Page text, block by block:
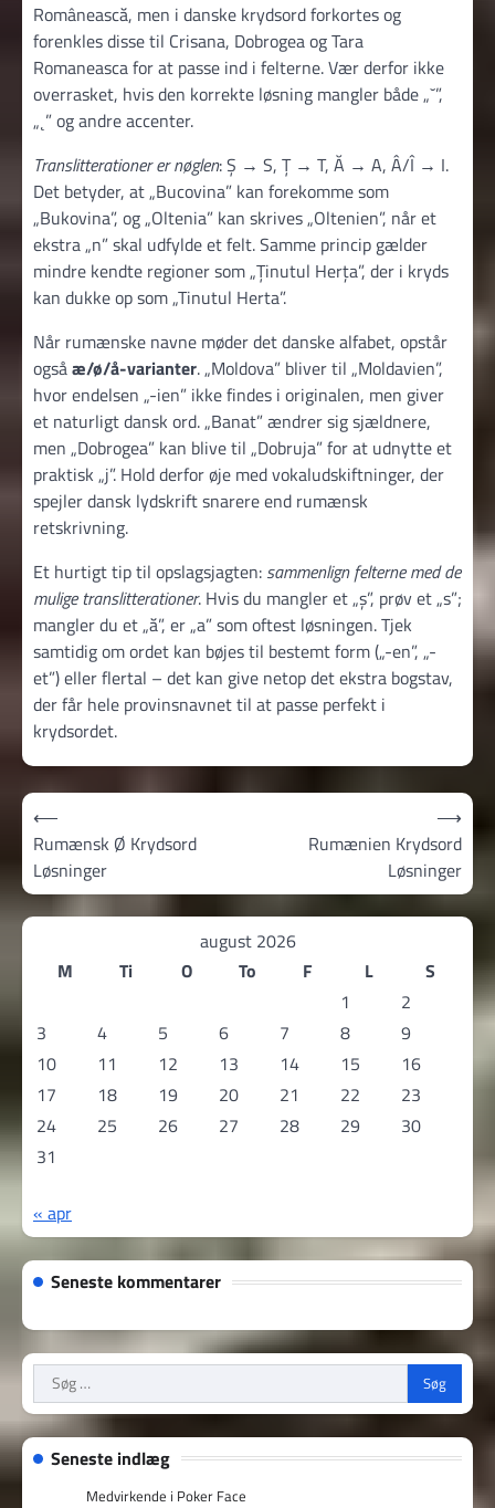
Românească, men i danske krydsord forkortes og
forenkles disse til Crisana, Dobrogea og Tara
Romaneasca for at passe ind i felterne. Vær derfor ikke
overrasket, hvis den korrekte løsning mangler både „˘”,
„˛” og andre accenter.
Translitterationer er nøglen: Ș → S, Ț → T, Ă → A, Â/Î → I.
Det betyder, at „Bucovina” kan forekomme som
„Bukovina”, og „Oltenia” kan skrives „Oltenien”, når et
ekstra „n” skal udfylde et felt. Samme princip gælder
mindre kendte regioner som „Ținutul Herța”, der i kryds
kan dukke op som „Tinutul Herta”.
Når rumænske navne møder det danske alfabet, opstår
ogsåæ/ø/å-varianter. „Moldova” bliver til „Moldavien”,
hvor endelsen „-ien” ikke findes i originalen, men giver
et naturligt dansk ord. „Banat” ændrer sig sjældnere,
men „Dobrogea” kan blive til „Dobruja” for at udnytte et
praktisk „j”. Hold derfor øje med vokaludskiftninger, der
spejler dansk lydskrift snarere end rumænsk
retskrivning.
Et hurtigt tip til opslagsjagten: sammenlign felterne med de
mulige translitterationer. Hvis du mangler et „ș”, prøv et „s”;
mangler du et „ă”, er „a” som oftest løsningen. Tjek
samtidig om ordet kan bøjes til bestemt form („-en”, „-
et”) eller flertal – det kan give netop det ekstra bogstav,
der får hele provinsnavnet til at passe perfekt i
krydsordet.
Indlægsnavigation
⟵
Rumænsk Ø Krydsord
Løsninger
Rumænien Krydsord
Løsninger
⟶
august 2026
M
Ti O To F L
S
1
2
3
4 5 6 7 8
9
10
11 12 13 14 15
16
17
18 19 20 21 22
23
24
25 26 27 28 29
30
31
« apr
Seneste kommentarer
Søg
efter:
Seneste indlæg
Medvirkende i Poker Face